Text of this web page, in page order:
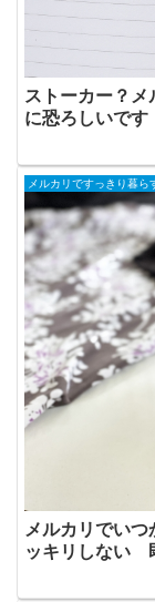
ストーカー？
に恐ろしいです
メルカリですっきり暮ら
メルカリでい
ッキリしない